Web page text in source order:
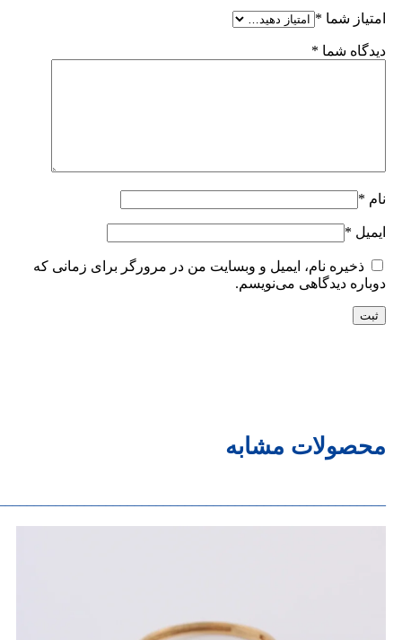
امتیاز شما *
دیدگاه شما *
نام *
ایمیل *
ذخیره نام، ایمیل و وبسایت من در مرورگر برای زمانی که
دوباره دیدگاهی می‌نویسم.
محصولات مشابه